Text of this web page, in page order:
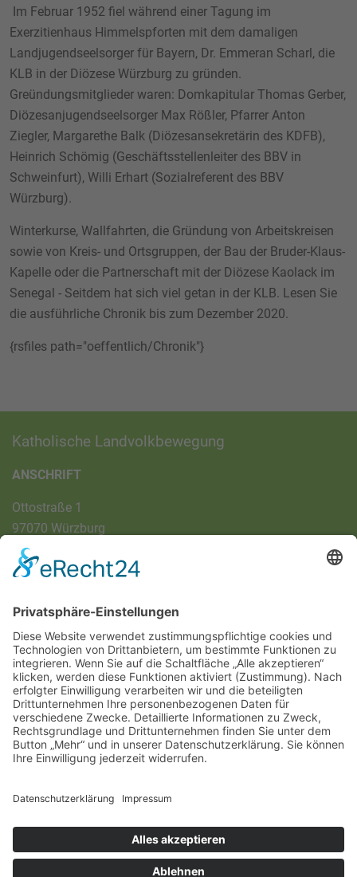
Im Februar 1952 fiel während einer Tagung im
Exerzitienhaus Himmelspforten mit dem damaligen
Landjugendseelsorger für Bayern, Dr. Emmeran Scharl, die
KLB in der Diözese Würzburg zu gründen.
Greündungsmitglieder waren: Domkapitular Thomas Gerber,
Diözesanjugendseel­sorger Max Rößler, Pfarrer Anton
Ziegler, Margarethe Balk (Diözesansekretärin des KDFB),
Heinrich Schömig (Geschäftsstellen­leiter des BBV in
Schweinfurt), Willi Erhart (Sozialreferent des BBV
Würzburg).
Winterkurse, Wallfahrten, die Gründung von Arbeitskreisen
sowie von Kreis- und Ortsgruppen, der Bau der Bruder-Klaus-
Kapelle oder die Partnerschaft mit der Diözese Kaolack im
Senegal - Seitdem hat sich viel getan in der KLB. Lesen Sie
die ausführliche Chronik bis zum Dezember 2020.
{rsfiles path="oeffentlich/Chronik"}
Katholische Landvolkbewegung
ANSCHRIFT
Ottostraße 1
97070 Würzburg
DIREKT-KONTAKT
E-Mail:klb@bistum-wuerzburg.de
Du findest uns auf Facebook